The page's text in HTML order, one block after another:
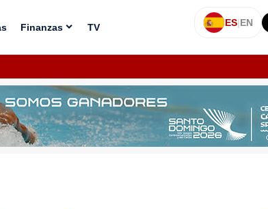
Finanzas TV ES|EN